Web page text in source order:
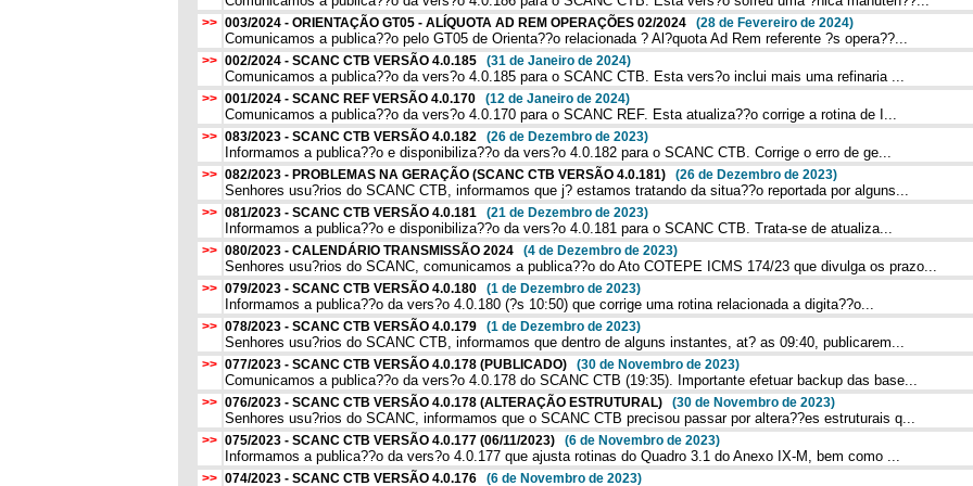
>> 003/2024 - ORIENTAÇÃO GT05 - ALÍQUOTA AD REM OPERAÇÕES 02/2024 (28 de Fevereiro de 2024)
Comunicamos a publica??o pelo GT05 de Orienta??o relacionada ? Al?quota Ad Rem referente ?s opera??...
>> 002/2024 - SCANC CTB VERSÃO 4.0.185 (31 de Janeiro de 2024)
Comunicamos a publica??o da vers?o 4.0.185 para o SCANC CTB. Esta vers?o inclui mais uma refinaria ...
>> 001/2024 - SCANC REF VERSÃO 4.0.170 (12 de Janeiro de 2024)
Comunicamos a publica??o da vers?o 4.0.170 para o SCANC REF. Esta atualiza??o corrige a rotina de I...
>> 083/2023 - SCANC CTB VERSÃO 4.0.182 (26 de Dezembro de 2023)
Informamos a publica??o e disponibiliza??o da vers?o 4.0.182 para o SCANC CTB. Corrige o erro de ge...
>> 082/2023 - PROBLEMAS NA GERAÇÃO (SCANC CTB VERSÃO 4.0.181) (26 de Dezembro de 2023)
Senhores usu?rios do SCANC CTB, informamos que j? estamos tratando da situa??o reportada por alguns...
>> 081/2023 - SCANC CTB VERSÃO 4.0.181 (21 de Dezembro de 2023)
Informamos a publica??o e disponibiliza??o da vers?o 4.0.181 para o SCANC CTB. Trata-se de atualiza...
>> 080/2023 - CALENDÁRIO TRANSMISSÃO 2024 (4 de Dezembro de 2023)
Senhores usu?rios do SCANC, comunicamos a publica??o do Ato COTEPE ICMS 174/23 que divulga os prazo...
>> 079/2023 - SCANC CTB VERSÃO 4.0.180 (1 de Dezembro de 2023)
Informamos a publica??o da vers?o 4.0.180 (?s 10:50) que corrige uma rotina relacionada a digita??o...
>> 078/2023 - SCANC CTB VERSÃO 4.0.179 (1 de Dezembro de 2023)
Senhores usu?rios do SCANC CTB, informamos que dentro de alguns instantes, at? as 09:40, publicarem...
>> 077/2023 - SCANC CTB VERSÃO 4.0.178 (PUBLICADO) (30 de Novembro de 2023)
Comunicamos a publica??o da vers?o 4.0.178 do SCANC CTB (19:35). Importante efetuar backup das base...
>> 076/2023 - SCANC CTB VERSÃO 4.0.178 (ALTERAÇÃO ESTRUTURAL) (30 de Novembro de 2023)
Senhores usu?rios do SCANC, informamos que o SCANC CTB precisou passar por altera??es estruturais q...
>> 075/2023 - SCANC CTB VERSÃO 4.0.177 (06/11/2023) (6 de Novembro de 2023)
Informamos a publica??o da vers?o 4.0.177 que ajusta rotinas do Quadro 3.1 do Anexo IX-M, bem como ...
>> 074/2023 - SCANC CTB VERSÃO 4.0.176 (6 de Novembro de 2023)